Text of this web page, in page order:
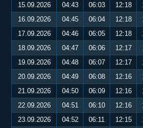
15.09.2026
04:43 06:03 12:18
16.09.2026
04:45 06:04 12:18
17.09.2026
04:46 06:05 12:18
18.09.2026
04:47 06:06 12:17
19.09.2026
04:48 06:07 12:17
20.09.2026
04:49 06:08 12:16
21.09.2026
04:50 06:09 12:16
22.09.2026
04:51 06:10 12:16
23.09.2026
04:52 06:11 12:15